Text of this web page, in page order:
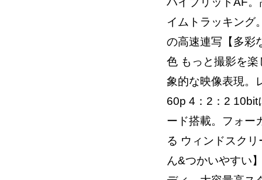
イムトラッキング
の高速連写【多彩
色 もっと撮影を
象的な映像表現。
60p 4：2：2 10bit
ード搭載。フォー
る ウィンドスク
ん&つかいやすい